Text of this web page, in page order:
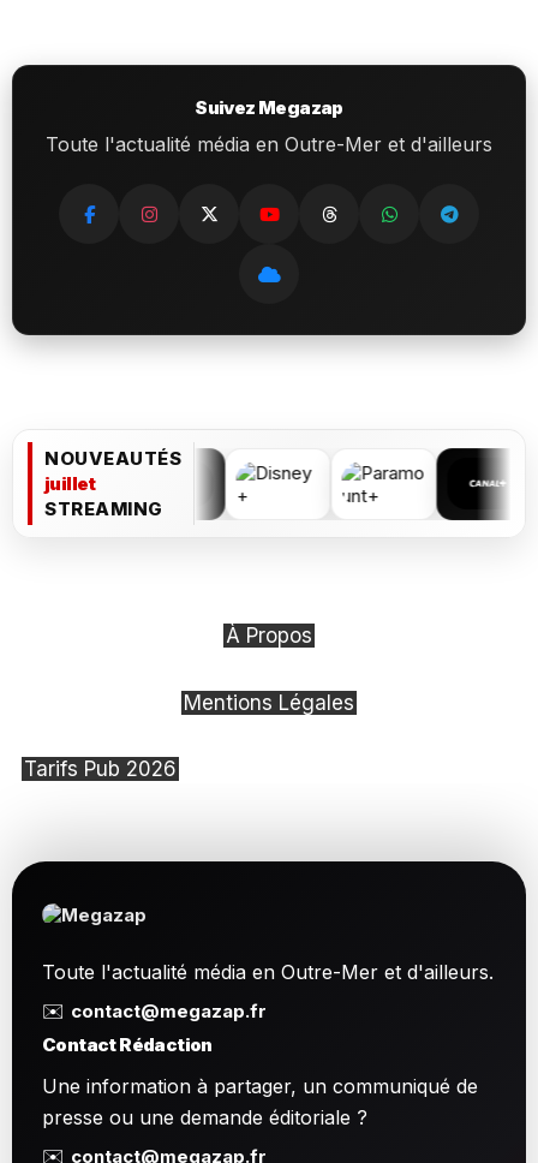
Suivez Megazap
Toute l'actualité média en Outre-Mer et d'ailleurs
NOUVEAUTÉS
juillet
STREAMING
À Propos
Mentions Légales
Tarifs Pub 2026
Toute l'actualité média en Outre-Mer et d'ailleurs.
✉️ contact@megazap.fr
Contact Rédaction
Une information à partager, un communiqué de
presse ou une demande éditoriale ?
✉️ contact@megazap.fr